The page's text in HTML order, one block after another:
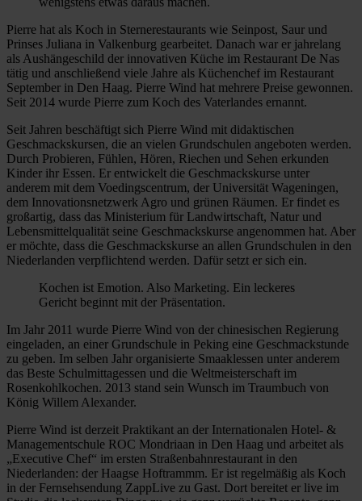
Pierre hat als Koch in Sternerestaurants wie Seinpost, Saur und
Prinses Juliana in Valkenburg gearbeitet. Danach war er jahrelang
als Aushängeschild der innovativen Küche im Restaurant De Nas
tätig und anschließend viele Jahre als Küchenchef im Restaurant
September in Den Haag. Pierre Wind hat mehrere Preise gewonnen.
Seit 2014 wurde Pierre zum Koch des Vaterlandes ernannt.
Seit Jahren beschäftigt sich Pierre Wind mit didaktischen
Geschmackskursen, die an vielen Grundschulen angeboten werden.
Durch Probieren, Fühlen, Hören, Riechen und Sehen erkunden
Kinder ihr Essen. Er entwickelt die Geschmackskurse unter
anderem mit dem Voedingscentrum, der Universität Wageningen,
dem Innovationsnetzwerk Agro und grünen Räumen. Er findet es
großartig, dass das Ministerium für Landwirtschaft, Natur und
Lebensmittelqualität seine Geschmackskurse angenommen hat. Aber
er möchte, dass die Geschmackskurse an allen Grundschulen in den
Niederlanden verpflichtend werden. Dafür setzt er sich ein.
Kochen ist Emotion. Also Marketing. Ein leckeres
Gericht beginnt mit der Präsentation.
Im Jahr 2011 wurde Pierre Wind von der chinesischen Regierung
eingeladen, an einer Grundschule in Peking eine Geschmackstunde
zu geben. Im selben Jahr organisierte Smaaklessen unter anderem
das Beste Schulmittagessen und die Weltmeisterschaft im
Rosenkohlkochen. 2013 stand sein Wunsch im Traumbuch von
König Willem Alexander.
Pierre Wind ist derzeit Praktikant an der Internationalen Hotel- &
Managementschule ROC Mondriaan in Den Haag und arbeitet als
„Executive Chef“ im ersten Straßenbahnrestaurant in den
Niederlanden: der Haagse Hoftrammm. Er ist regelmäßig als Koch
in der Fernsehsendung ZappLive zu Gast. Dort bereitet er live im